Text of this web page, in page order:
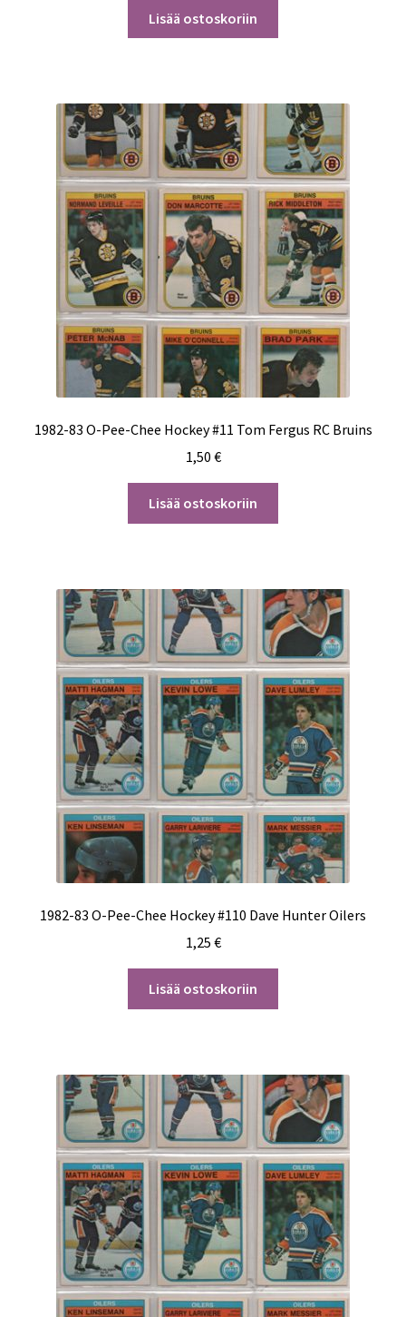
Lisää ostoskoriin
1982-83 O-Pee-Chee Hockey #11 Tom Fergus RC Bruins
1,50 €
Lisää ostoskoriin
1982-83 O-Pee-Chee Hockey #110 Dave Hunter Oilers
1,25 €
Lisää ostoskoriin